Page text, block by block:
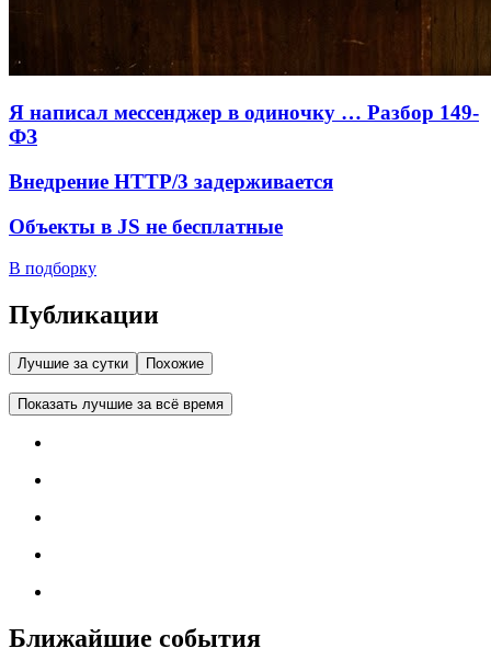
Я написал мессенджер в одиночку … Разбор 149-
ФЗ
Внедрение HTTP/3 задерживается
Объекты в JS не бесплатные
В подборку
Публикации
Лучшие за сутки Похожие
Показать лучшие за всё время
Ближайшие события